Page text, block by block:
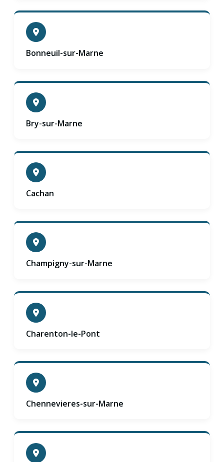
Bonneuil-sur-Marne
Bry-sur-Marne
Cachan
Champigny-sur-Marne
Charenton-le-Pont
Chennevieres-sur-Marne